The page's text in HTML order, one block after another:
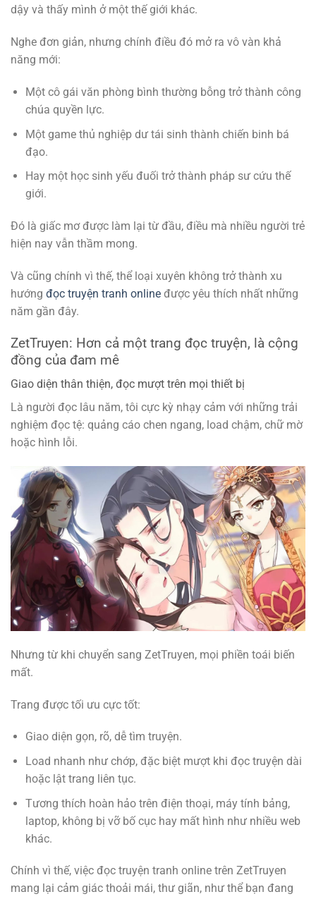
dậy và thấy mình ở một thế giới khác.
Nghe đơn giản, nhưng chính điều đó mở ra vô vàn khả
năng mới:
Một cô gái văn phòng bình thường bỗng trở thành công
chúa quyền lực.
Một game thủ nghiệp dư tái sinh thành chiến binh bá
đạo.
Hay một học sinh yếu đuối trở thành pháp sư cứu thế
giới.
Đó là giấc mơ được làm lại từ đầu, điều mà nhiều người trẻ
hiện nay vẫn thầm mong.
Và cũng chính vì thế, thể loại xuyên không trở thành xu
hướng đọc truyện tranh online được yêu thích nhất những
năm gần đây.
ZetTruyen: Hơn cả một trang đọc truyện, là cộng
đồng của đam mê
Giao diện thân thiện, đọc mượt trên mọi thiết bị
Là người đọc lâu năm, tôi cực kỳ nhạy cảm với những trải
nghiệm đọc tệ: quảng cáo chen ngang, load chậm, chữ mờ
hoặc hình lỗi.
Nhưng từ khi chuyển sang ZetTruyen, mọi phiền toái biến
mất.
Trang được tối ưu cực tốt:
Giao diện gọn, rõ, dễ tìm truyện.
Load nhanh như chớp, đặc biệt mượt khi đọc truyện dài
hoặc lật trang liên tục.
Tương thích hoàn hảo trên điện thoại, máy tính bảng,
laptop, không bị vỡ bố cục hay mất hình như nhiều web
khác.
Chính vì thế, việc đọc truyện tranh online trên ZetTruyen
mang lại cảm giác thoải mái, thư giãn, như thể bạn đang